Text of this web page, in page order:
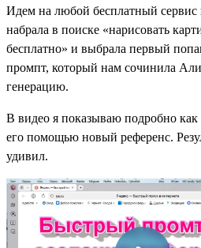
Идем на любой бесплатный сервис
набрала в поиске «нарисовать
бесплатно» и выбрала первый
промпт, который нам сочинила
генерацию.
В видео я показываю подробно
его помощью новый референс.
удивил.